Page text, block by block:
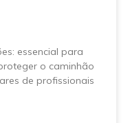
essencial para
o caminhão
de profissionais